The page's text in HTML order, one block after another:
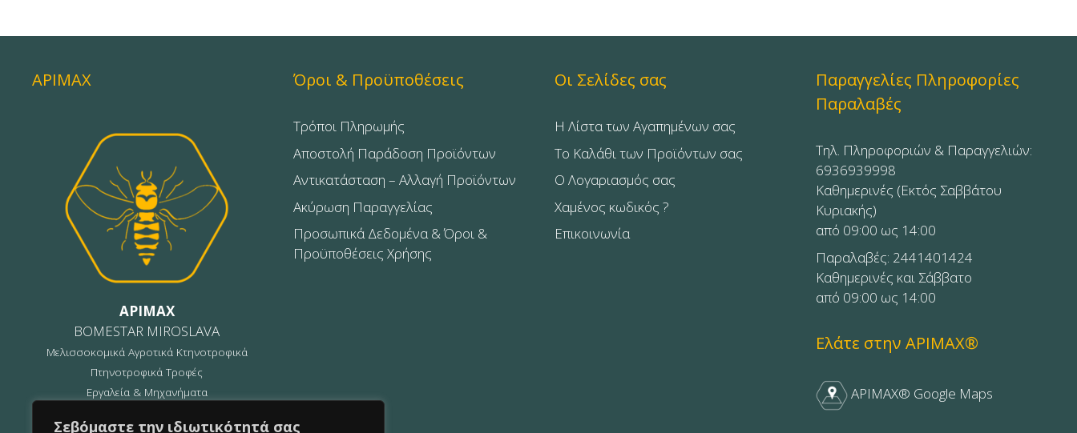
Σεβόμαστε την ιδιωτικότητά σας
APIMAX
APIMAX
BOMESTAR MIROSLAVA
Μελισσοκομικά Αγροτικά Κτηνοτροφικά
Πτηνοτροφικά Τροφές
Εργαλεία & Μηχανήματα
Όροι & Προϋποθέσεις
Τρόποι Πληρωμής
Αποστολή Παράδοση Προϊόντων
Αντικατάσταση – Αλλαγή Προϊόντων
Ακύρωση Παραγγελίας
Προσωπικά Δεδομένα & Όροι &
Προϋποθέσεις Χρήσης
Οι Σελίδες σας
Η Λίστα των Αγαπημένων σας
Το Καλάθι των Προϊόντων σας
Ο Λογαριασμός σας
Χαμένος κωδικός ?
Επικοινωνία
Παραγγελίες Πληροφορίες
Παραλαβές
Τηλ. Πληροφοριών & Παραγγελιών:
6936939998
Καθημερινές (Εκτός Σαββάτου
Κυριακής)
από 09:00 ως 14:00
Παραλαβές: 2441401424
Καθημερινές και Σάββατο
από 09:00 ως 14:00
Ελάτε στην APIMAX®
APIMAX® Google Maps